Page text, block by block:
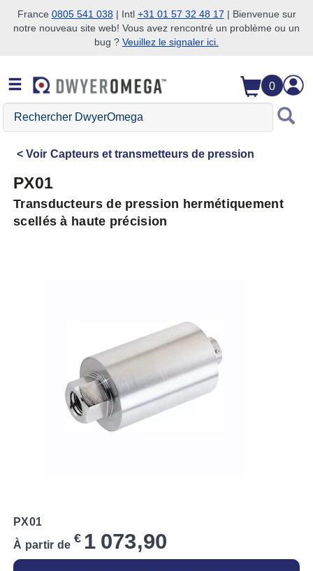
Passer à la recherche
Passer au contenu principal
Passer à la navigation
France 0805 541 038| Intl +31 01 57 32 48 17 | Bienvenue sur
notre nouveau site web! Vous avez rencontré un problème ou un
bug ? Veuillez le signaler ici.
0
Rechercher
DwyerOmega
Voir Capteurs et transmetteurs de pression
PX01
Transducteurs de pression hermétiquement
scellés à haute précision
PX01
À partir de € 1 073,90